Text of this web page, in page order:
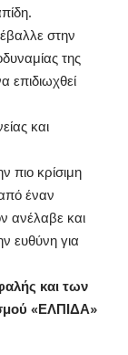
στην
της
επιδιωχθεί
και
πιο κρίσιμη
έναν
ανέλαβε και
ευθύνη για
και των
«ΕΛΠΙΔΑ»